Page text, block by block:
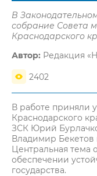
В
собрание Совета
Краснодарского
Автор: Редакция
2402
В работе приняли
Краснодарского
ЗСК Юрий
Владимир Бекетов
Центральная тема
обеспечении
государства.